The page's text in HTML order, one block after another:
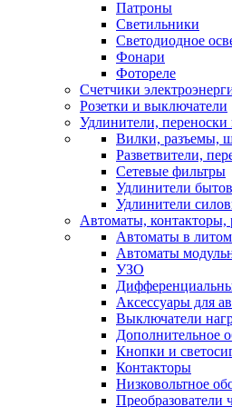
Патроны
Светильники
Светодиодное
Фонари
Фотореле
Счетчики
Розетки и выключатели
Удлинители, переноски
Вилки, разъемы,
Разветвители,
Сетевые фильтры
Удлинители
Удлинители
Автоматы, контакторы,
Автоматы в
Автоматы
УЗО
Аксессуары для
Выключатели
Дополнительное
Кнопки и
Контакторы
Низковольтное
Преобразователи